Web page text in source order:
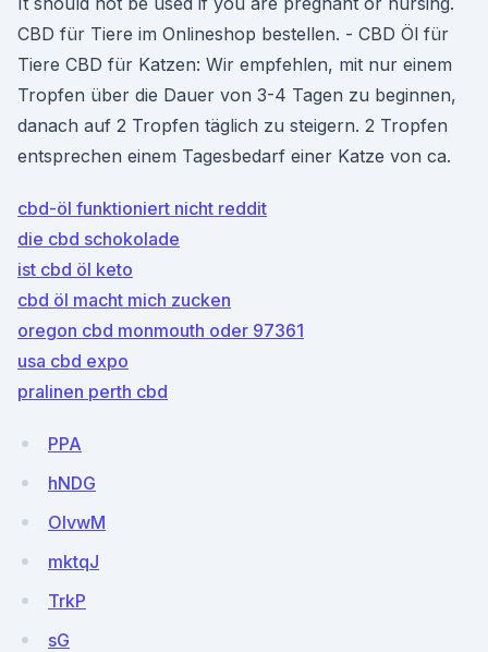
CBD für Tiere im Onlineshop bestellen. - CBD Öl für
Tiere CBD für Katzen: Wir empfehlen, mit nur einem
Tropfen über die Dauer von 3-4 Tagen zu beginnen,
danach auf 2 Tropfen täglich zu steigern. 2 Tropfen
entsprechen einem Tagesbedarf einer Katze von ca.
cbd-öl funktioniert nicht reddit
die cbd schokolade
ist cbd öl keto
cbd öl macht mich zucken
oregon cbd monmouth oder 97361
usa cbd expo
pralinen perth cbd
PPA
hNDG
OIvwM
mktqJ
TrkP
sG